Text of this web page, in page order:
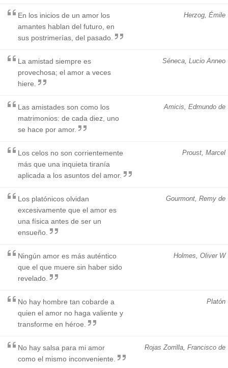
Herzog, Émile
En los inicios de un amor los
amantes hablan del futuro, en
sus postrimerías, del pasado.
Séneca, Lucio Anneo
La amistad siempre es
provechosa; el amor a veces
hiere.
Amicis, Edmundo de
Las amistades son como los
matrimonios: de cada diez, uno
se hace por amor.
Proust, Marcel
Los celos no son corrientemente
más que una inquieta tiranía
aplicada a los asuntos del amor.
Gourmont, Remy de
Los platónicos olvidan
excesivamente que el amor es
una física antes de ser un
ensueño.
Holmes, Oliver W
Ningún amor es más auténtico
que el que muere sin haber sido
revelado.
Platón
No hay hombre tan cobarde a
quien el amor no haga valiente y
transforme en héroe.
Rojas Zorrilla, Francisco de
No hay salsa para mi amor
como el mismo inconveniente.